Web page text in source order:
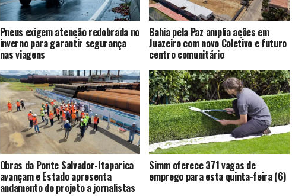
Pneus exigem atenção redobrada no
inverno para garantir segurança
nas viagens
Bahia pela Paz amplia ações em
Juazeiro com novo Coletivo e futuro
centro comunitário
Obras da Ponte Salvador-Itaparica
avançam e Estado apresenta
andamento do projeto a jornalistas
Simm oferece 371 vagas de
emprego para esta quinta-feira (6)